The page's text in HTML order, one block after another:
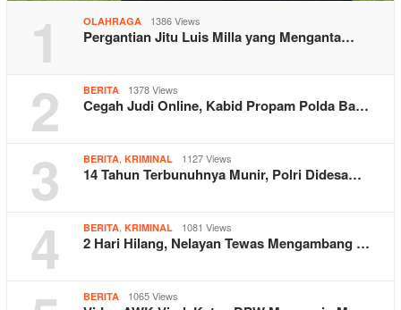
1 OLAHRAGA 1386 Views
Pergantian Jitu Luis Milla yang Menganta…
2 BERITA 1378 Views
Cegah Judi Online, Kabid Propam Polda Ba…
3 BERITA KRIMINAL 1127 Views
14 Tahun Terbunuhnya Munir, Polri Didesa…
4 BERITA KRIMINAL 1081 Views
2 Hari Hilang, Nelayan Tewas Mengambang …
BERITA 1065 Views